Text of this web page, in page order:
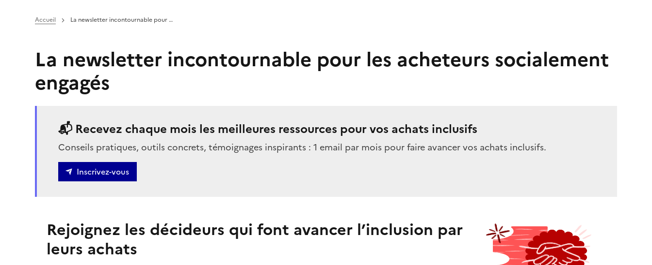
Accueil La newsletter incontournable pour …
La newsletter incontournable pour les acheteurs socialement
engagés
📬 Recevez chaque mois les meilleures ressources pour vos achats inclusifs
Conseils pratiques, outils concrets, témoignages inspirants : 1 email par mois pour faire avancer vos achats inclusifs.
Inscrivez-vous
Rejoignez les décideurs qui font avancer l’inclusion par
leurs achats